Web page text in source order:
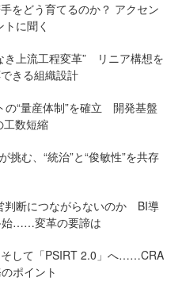
をどう育てるのか？ アクセン
に聞く
き上流工程変革” リニア構想を
きる組織設計
の“量産体制”を確立 開発基盤
工数短縮
挑む、“統治”と“俊敏性”を共存
判断につながらないのか BI導
始……変革の要諦は
して「PSIRT 2.0」へ……CRA
ポイント